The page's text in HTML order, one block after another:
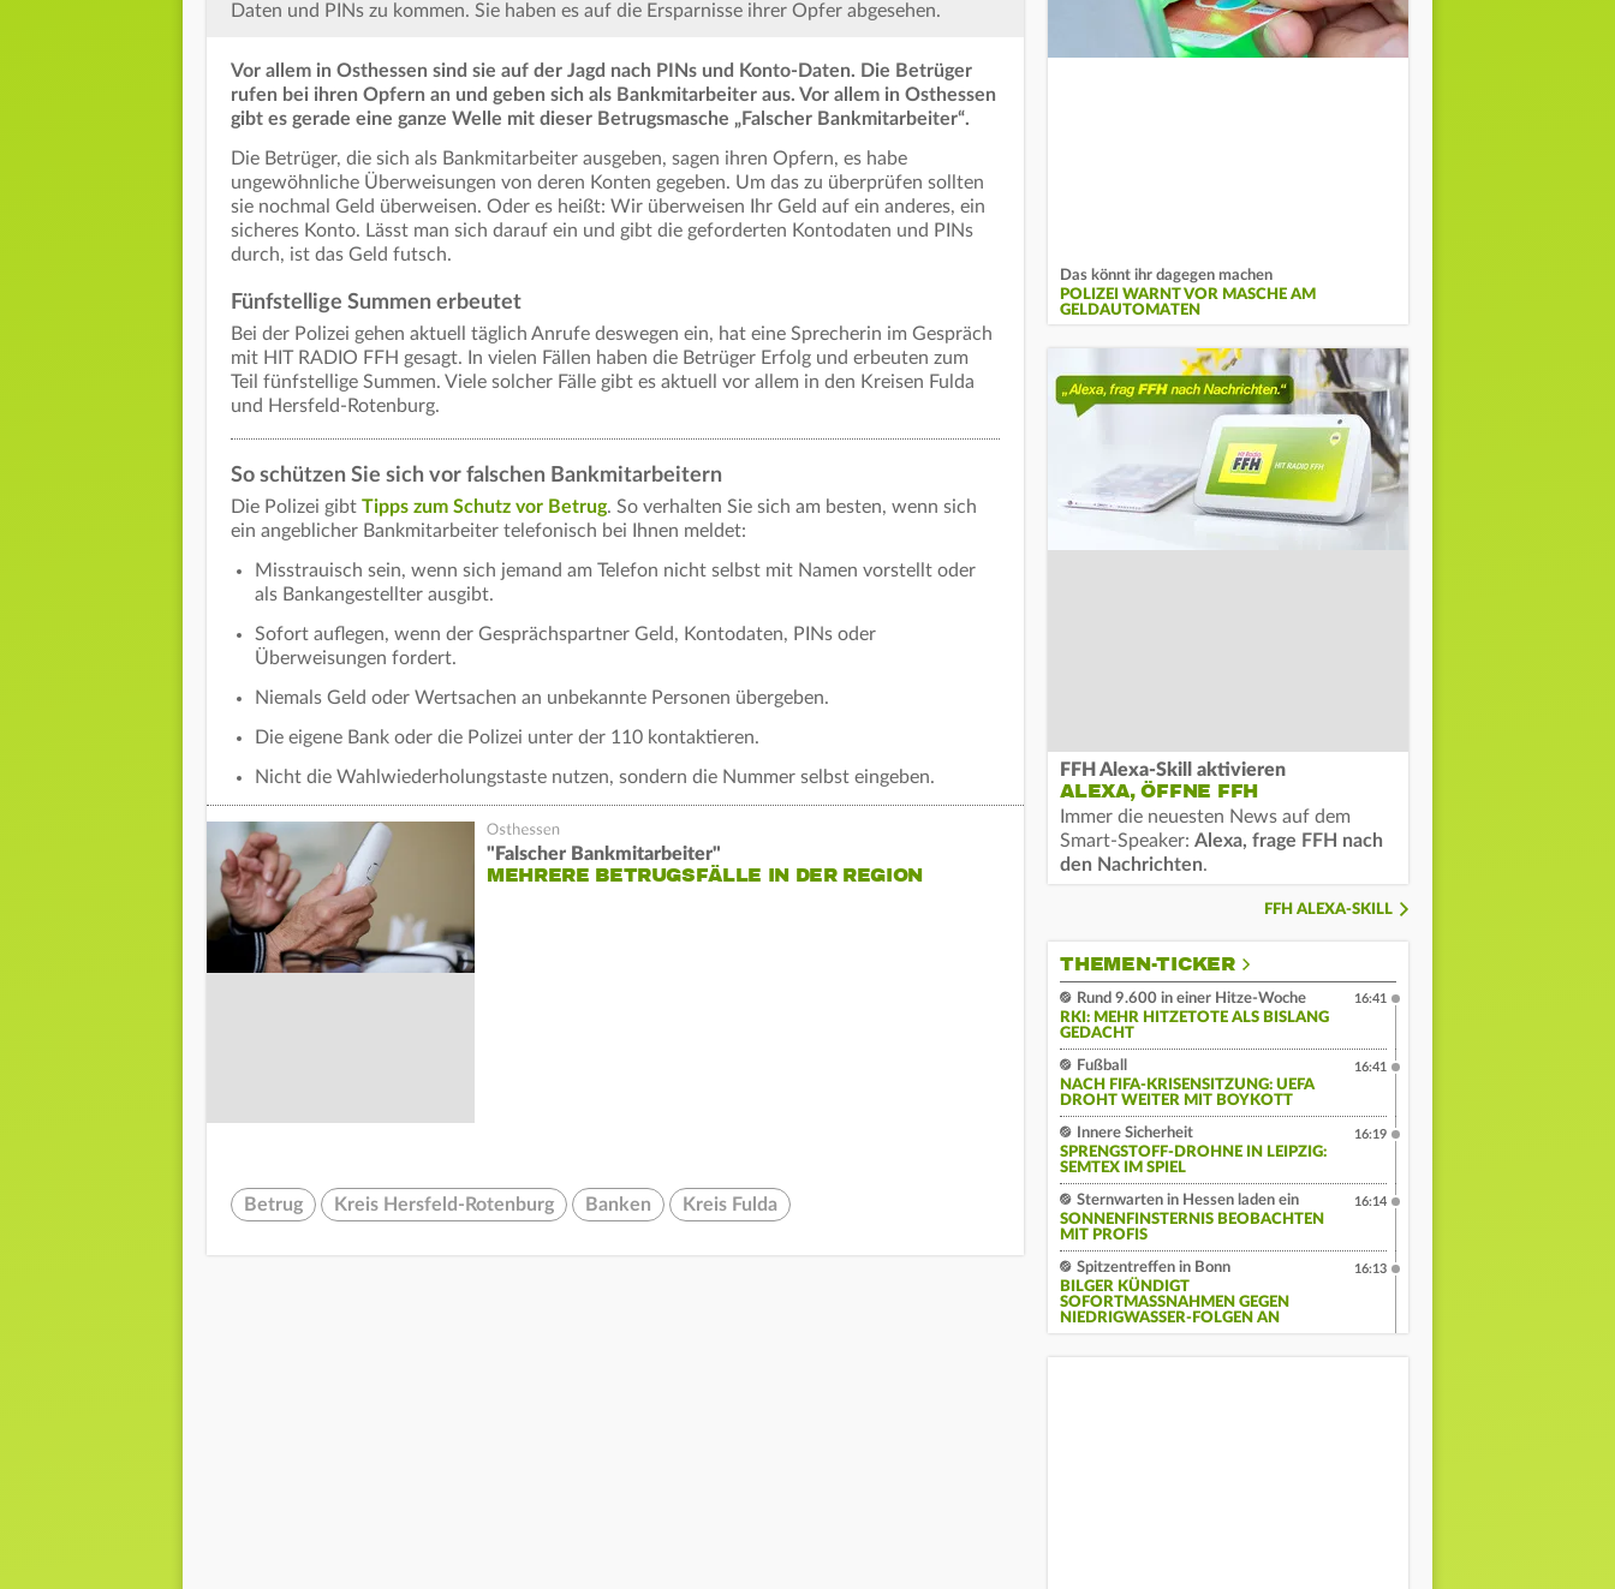
Daten und PINs zu kommen. Sie haben es auf die Ersparnisse ihrer Opfer abgesehen.
Vor allem in Osthessen sind sie auf der Jagd nach PINs und Konto-Daten. Die Betrüger
rufen bei ihren Opfern an und geben sich als Bankmitarbeiter aus. Vor allem in Osthessen
gibt es gerade eine ganze Welle mit dieser Betrugsmasche „Falscher Bankmitarbeiter“.
Die Betrüger, die sich als Bankmitarbeiter ausgeben, sagen ihren Opfern, es habe
ungewöhnliche Überweisungen von deren Konten gegeben. Um das zu überprüfen sollten
sie nochmal Geld überweisen. Oder es heißt: Wir überweisen Ihr Geld auf ein anderes, ein
sicheres Konto. Lässt man sich darauf ein und gibt die geforderten Kontodaten und PINs
durch, ist das Geld futsch.
Fünfstellige Summen erbeutet
Bei der Polizei gehen aktuell täglich Anrufe deswegen ein, hat eine Sprecherin im Gespräch
mit HIT RADIO FFH gesagt. In vielen Fällen haben die Betrüger Erfolg und erbeuten zum
Teil fünfstellige Summen. Viele solcher Fälle gibt es aktuell vor allem in den Kreisen Fulda
und Hersfeld-Rotenburg.
So schützen Sie sich vor falschen Bankmitarbeitern
Die Polizei gibt Tipps zum Schutz vor Betrug. So verhalten Sie sich am besten, wenn sich
ein angeblicher Bankmitarbeiter telefonisch bei Ihnen meldet:
Misstrauisch sein, wenn sich jemand am Telefon nicht selbst mit Namen vorstellt oder
als Bankangestellter ausgibt.
Sofort auflegen, wenn der Gesprächspartner Geld, Kontodaten, PINs oder
Überweisungen fordert.
Niemals Geld oder Wertsachen an unbekannte Personen übergeben.
Die eigene Bank oder die Polizei unter der 110 kontaktieren.
Nicht die Wahlwiederholungstaste nutzen, sondern die Nummer selbst eingeben.
"Falscher Bankmitarbeiter"
MEHRERE BETRUGSFÄLLE IN DER REGION
Betrug Kreis Hersfeld-Rotenburg Banken Kreis Fulda
Das könnt ihr dagegen machen
POLIZEI WARNT VOR MASCHE AM
GELDAUTOMATEN
FFH Alexa-Skill aktivieren
ALEXA, ÖFFNE FFH
Immer die neuesten News auf dem
Smart-Speaker: Alexa, frage FFH nach
den Nachrichten.
FFH ALEXA-SKILL
THEMEN-TICKER
Rund 9.600 in einer Hitze-Woche
RKI: MEHR HITZETOTE ALS BISLANG
GEDACHT
16:41
Fußball
NACH FIFA-KRISENSITZUNG: UEFA
DROHT WEITER MIT BOYKOTT
16:41
Innere Sicherheit
SPRENGSTOFF-DROHNE IN LEIPZIG:
SEMTEX IM SPIEL
16:19
Sternwarten in Hessen laden ein
SONNENFINSTERNIS BEOBACHTEN
MIT PROFIS
16:14
Spitzentreffen in Bonn
BILGER KÜNDIGT
SOFORTMASSNAHMEN GEGEN N
IEDRIGWASSER-FOLGEN AN
16:13